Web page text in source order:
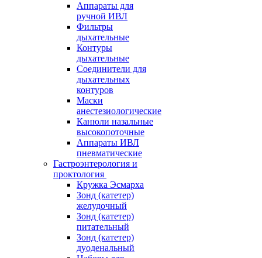
Аппараты для
ручной ИВЛ
Фильтры
дыхательные
Контуры
дыхательные
Соединители для
дыхательных
контуров
Маски
анестезиологические
Канюли назальные
высокопоточные
Аппараты ИВЛ
пневматические
Гастроэнтерология и
проктология
Кружка Эсмарха
Зонд (катетер)
желудочный
Зонд (катетер)
питательный
Зонд (катетер)
дуоденальный